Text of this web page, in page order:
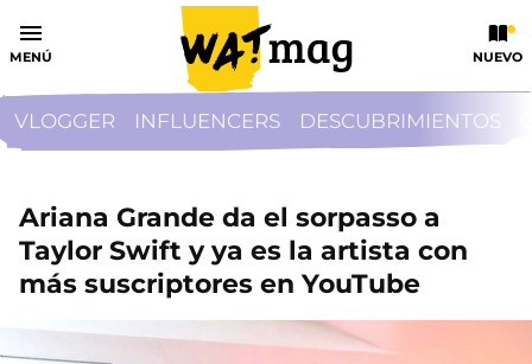
MENÚ NUEVO
VLOGGER INFLUENCERS DESCUBRIMIENTOS
Ariana Grande da el sorpasso a
Taylor Swift y ya es la artista con
más suscriptores en YouTube